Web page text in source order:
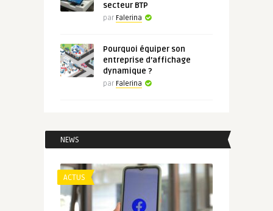
secteur BTP
par Falerina
Pourquoi équiper son
entreprise d’affichage
dynamique ?
par Falerina
NEWS
ACTUS